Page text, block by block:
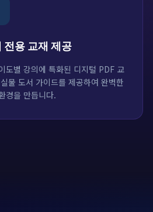
전용 교재 제공
도별 강의에 특화된 디지털 PDF 교
물 도서 가이드를 제공하여 완벽한
경을 만듭니다.